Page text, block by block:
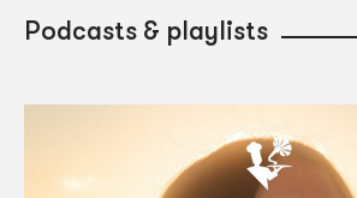
Podcasts & playlists